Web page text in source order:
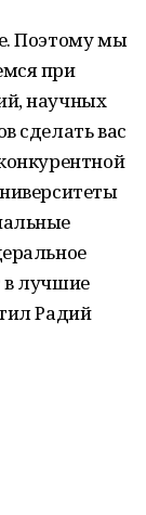
Поэтому мы
при
научных
сделать вас
в лучшие
Радий